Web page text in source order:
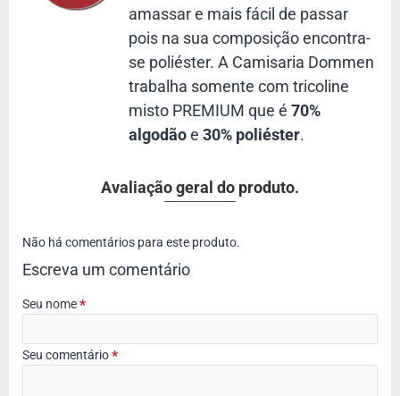
possa acompanhar a entrega do seu produto.
Você precisa ter uma camisa social vermelha
Se existe uma camisa que precisamos ter no guarda-roupas é
camisa social vermelha. A camisa social vermelha é uma ótima
escolha para o dia-a-dia, seja para trabalho ou para o lazer. É
uma camisa de cor básica, tradicional, combina com
Use essa camisa social para trabalho, reuniões, viagens e para
Veja também todas nossa categoria de
camisas de tricoline manga l
Confira nossa seção de
amassar e mais fácil de passar
pois na sua composição encontra-
se poliéster. A Camisaria Dommen
trabalha somente com tricoline
misto PREMIUM que é70%
algodãoe30% poliéster.
Avaliação geral do produto.
Não há comentários para este produto.
Escreva um comentário
Seu nome
Seu comentário